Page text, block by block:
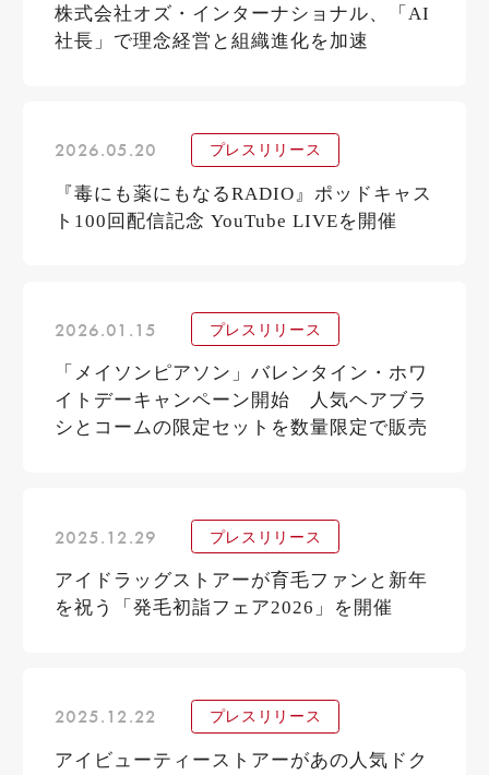
株式会社オズ・インターナショナル、「AI
社長」で理念経営と組織進化を加速
2026.05.20 プレスリリース
『毒にも薬にもなるRADIO』ポッドキャス
ト100回配信記念 YouTube LIVEを開催
2026.01.15 プレスリリース
「メイソンピアソン」バレンタイン・ホワ
イトデーキャンペーン開始 人気ヘアブラ
シとコームの限定セットを数量限定で販売
2025.12.29 プレスリリース
アイドラッグストアーが育毛ファンと新年
を祝う「発毛初詣フェア2026」を開催
2025.12.22 プレスリリース
アイビューティーストアーがあの人気ドク